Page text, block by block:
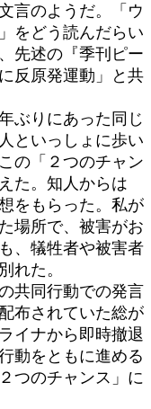
言のようだ。「ウ
をどう読んだらい
先述の『季刊ピー
反原発運動」と共
ぶりにあった同じ
といっしょに歩い
の「２つのチャン
た。知人からは
をもらった。私が
場所で、被害がお
、犠牲者や被害者
れた。
共同行動での発言
布されていた総が
イナから即時撤退
動をともに進める
つのチャンス」に